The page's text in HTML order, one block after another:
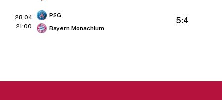
28.04
21:00
PSG
Bayern Monachium
5:4